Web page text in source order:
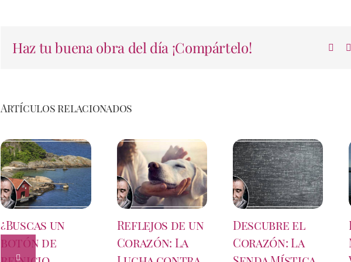
Haz tu buena obra del día ¡Compártelo!
Artículos relacionados
¿Buscas un
botón de
Reflejos de un
Corazón: La
Descubre el
Corazón: La